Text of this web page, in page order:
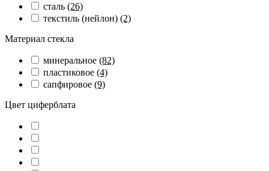
сталь (26)
текстиль (нейлон) (2)
Материал стекла
минеральное (82)
пластиковое (4)
сапфировое (9)
Цвет циферблата